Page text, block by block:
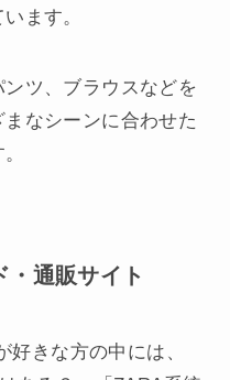
ます。
ツ、ブラウスなどを
なシーンに合わせた
通販サイト
きな方の中には、